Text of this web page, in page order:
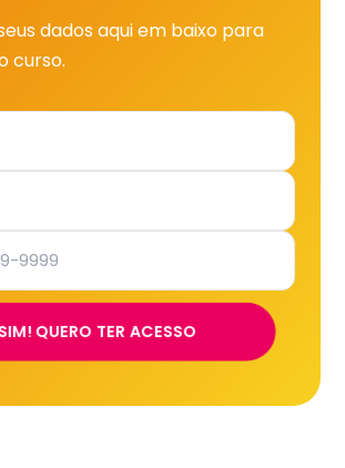
dados aqui em baixo para
curso.
QUERO TER ACESSO